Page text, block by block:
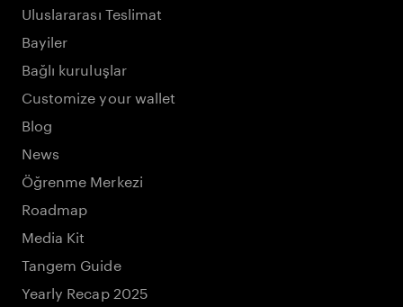
Uluslararası Teslimat
Bayiler
Bağlı kuruluşlar
Customize your wallet
Blog
News
Öğrenme Merkezi
Roadmap
Media Kit
Tangem Guide
Yearly Recap 2025